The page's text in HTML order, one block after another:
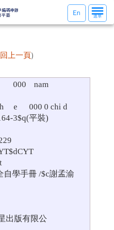
選
單
選單
En
回上一頁)